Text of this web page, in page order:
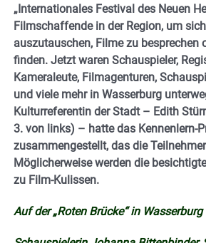
„Internationales Festival des Neuen
Filmschaffende in der Region, um sich
auszutauschen, Filme zu besprechen
finden. Jetzt waren Schauspieler,
Kameraleute, Filmagenturen,
und viele mehr in Wasserburg
Kulturreferentin der Stadt – Edith
3. von links) – hatte das Kennenlern-
zusammengestellt, das die
Möglicherweise werden die
zu Film-Kulissen.
Auf der „Roten Brücke“ in